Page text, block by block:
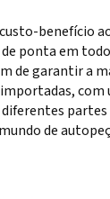
benefício
ponta em
de garantir a
de